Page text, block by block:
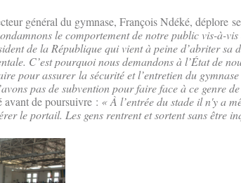
général du gymnase, François Ndéké, déplore
le comportement de notre public vis-à-
de la République qui vient à peine d’abriter sa
C’est pourquoi nous demandons à l’État de
pour assurer la sécurité et l’entretien du
pas de subvention pour faire face à ce genre
avant de poursuivre : « À l’entrée du stade il n'y a
le portail. Les gens rentrent et sortent sans être